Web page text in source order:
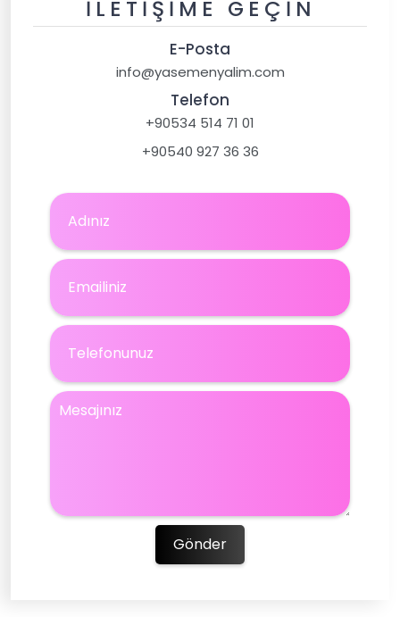
İLETIŞIME GEÇIN
E-Posta
info@yasemenyalim.com
Telefon
+90534 514 71 01
+90540 927 36 36